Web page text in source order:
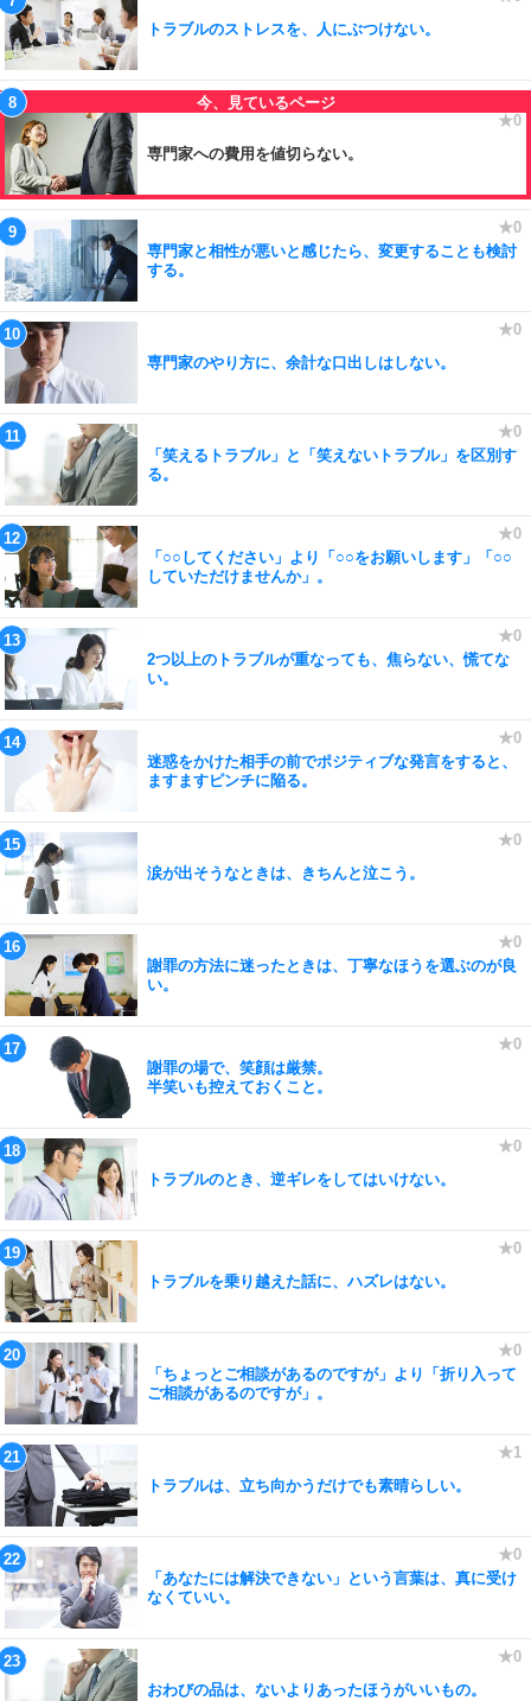
トラブルのストレスを、人にぶつけない。
専門家への費用を値切らない。
専門家と相性が悪いと感じたら、変更することも検討
する。
専門家のやり方に、余計な口出しはしない。
「笑えるトラブル」と「笑えないトラブル」を区別す
る。
「○○してください」より「○○をお願いします」「○○
していただけませんか」。
2つ以上のトラブルが重なっても、焦らない、慌てな
い。
迷惑をかけた相手の前でポジティブな発言をすると、
ますますピンチに陥る。
涙が出そうなときは、きちんと泣こう。
謝罪の方法に迷ったときは、丁寧なほうを選ぶのが良
い。
謝罪の場で、笑顔は厳禁。
半笑いも控えておくこと。
トラブルのとき、逆ギレをしてはいけない。
トラブルを乗り越えた話に、ハズレはない。
「ちょっとご相談があるのですが」より「折り入って
ご相談があるのですが」。
トラブルは、立ち向かうだけでも素晴らしい。
「あなたには解決できない」という言葉は、真に受け
なくていい。
おわびの品は、ないよりあったほうがいいもの。